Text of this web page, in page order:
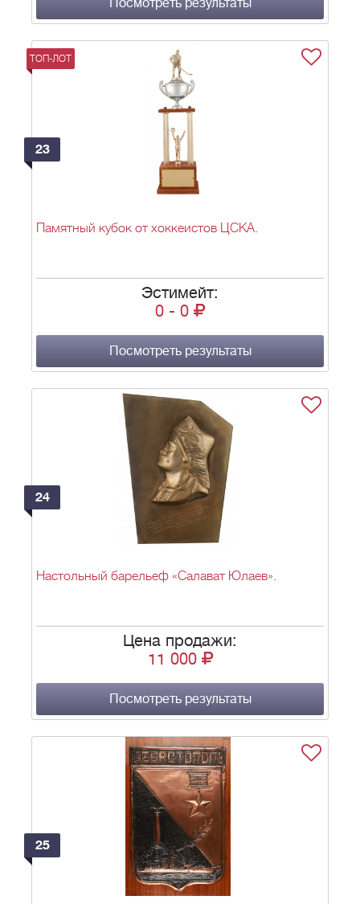
Посмотреть результаты
ТОП-ЛОТ
23
Памятный кубок от хоккеистов ЦСКА.
Эстимейт:
0 - 0
Посмотреть результаты
24
Настольный барельеф «Салават Юлаев».
Цена продажи:
11 000
Посмотреть результаты
25